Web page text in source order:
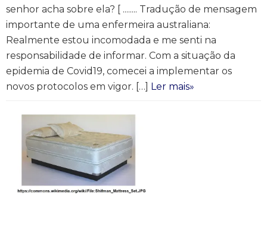
senhor acha sobre ela? [ ........ Tradução de mensagem
importante de uma enfermeira australiana:
Realmente estou incomodada e me senti na
responsabilidade de informar. Com a situação da
epidemia de Covid19, comecei a implementar os
novos protocolos em vigor. […] Ler mais»